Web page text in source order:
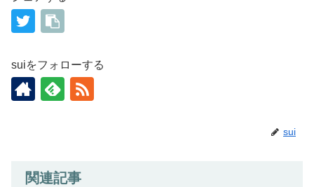
suiをフォローする
sui
関連記事